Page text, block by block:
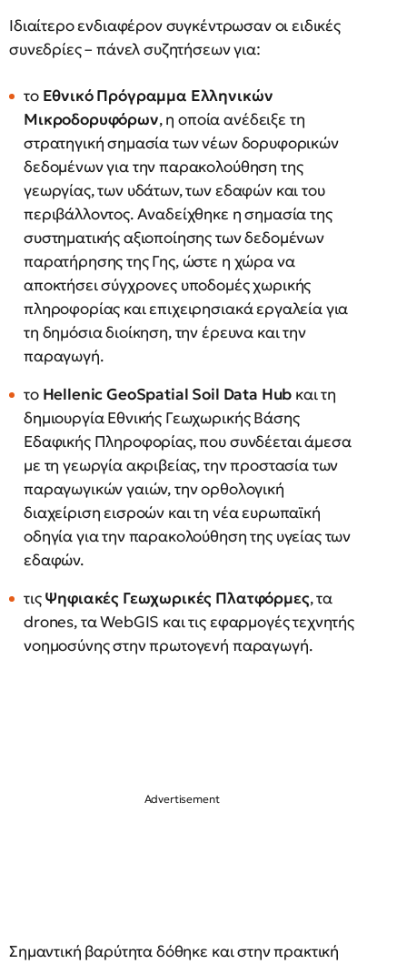
Ιδιαίτερο ενδιαφέρον συγκέντρωσαν οι ειδικές
συνεδρίες – πάνελ συζητήσεων για:
το Εθνικό Πρόγραμμα Ελληνικών
Μικροδορυφόρων, η οποία ανέδειξε τη
στρατηγική σημασία των νέων δορυφορικών
δεδομένων για την παρακολούθηση της
γεωργίας, των υδάτων, των εδαφών και του
περιβάλλοντος. Αναδείχθηκε η σημασία της
συστηματικής αξιοποίησης των δεδομένων
παρατήρησης της Γης, ώστε η χώρα να
αποκτήσει σύγχρονες υποδομές χωρικής
πληροφορίας και επιχειρησιακά εργαλεία για
τη δημόσια διοίκηση, την έρευνα και την
παραγωγή.
το Hellenic GeoSpatial Soil Data Hub και τη
δημιουργία Εθνικής Γεωχωρικής Βάσης
Εδαφικής Πληροφορίας, που συνδέεται άμεσα
με τη γεωργία ακριβείας, την προστασία των
παραγωγικών γαιών, την ορθολογική
διαχείριση εισροών και τη νέα ευρωπαϊκή
οδηγία για την παρακολούθηση της υγείας των
εδαφών.
τιςΨηφιακές Γεωχωρικές Πλατφόρμες, τα
drones, τα WebGIS και τις εφαρμογές τεχνητής
νοημοσύνης στην πρωτογενή παραγωγή.
Σημαντική βαρύτητα δόθηκε και στην πρακτική